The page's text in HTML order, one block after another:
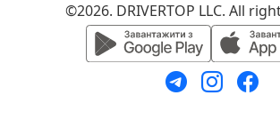
©2026. DRIVERTOP LLC. All